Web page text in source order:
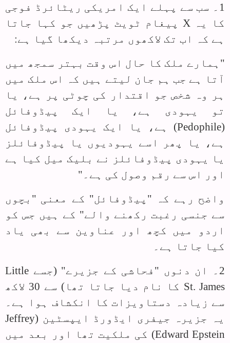
1۔ سب سے پہلے ایک امریکی ریٹائرڈ فوجی
کا یہX پیغام ٹویٹ پڑھیں جو کہا جاتا
ہے کہ اب تک لاکھوں مرتبہ دیکھا گیا ہے:
"ہمارے ملک کا حال اس وقت بہتر سمجھ میں
آتا ہے جب ہم جان لیتے ہیں کہ اس ملک میں
ہر وہ شخص جو اقتدار کی چوٹی پر ہے، یا
تو یہودی ہے، یا ایک پیڈوفائل
(
Pedophile) ہے، یا ایک یہودی پیڈوفائل
ہے، یا پھر اسے یہودیوں یا پیڈوفائلز
یا یہودی پیڈوفائلز نے بلیک میل کیا ہے
اور اس سے رقم وصول کی ہے۔"
واضح رہے کہ "پیڈوفائل" کے معنی "بچوں
سے جنسی رغبت رکھنے والے" کے ہیں جس کو
اردو میں کچھ اور عناوین سے بھی یاد
کیا جاتا ہے۔
2۔ ان دنوں "فحاشی کے جزیرے" (جسے
Little
St. James
کا نام دیا جاتا تھا) سے 30 لاکھ
سے زیادہ دستاویزات کا انکشاف ہوا ہے۔
یہ جزیرہ جیفری ایڈورڈ ایپسٹین (Jeffrey
Edward Epstein) کی ملکیت تھا اور بعد میں